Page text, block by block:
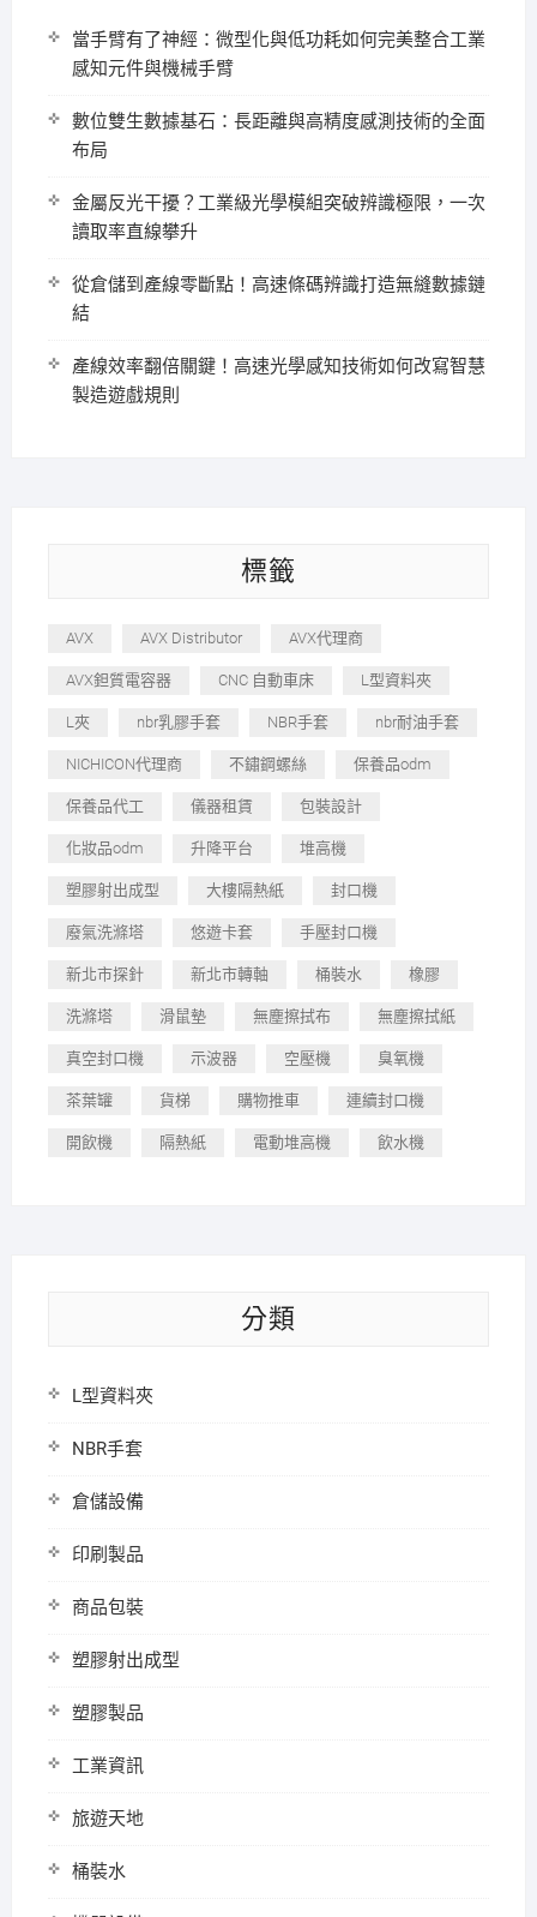
當手臂有了神經：微型化與低功耗如何完美整合工業
感知元件與機械手臂
數位雙生數據基石：長距離與高精度感測技術的全面
布局
金屬反光干擾？工業級光學模組突破辨識極限，一次
讀取率直線攀升
從倉儲到產線零斷點！高速條碼辨識打造無縫數據鏈
結
產線效率翻倍關鍵！高速光學感知技術如何改寫智慧
製造遊戲規則
標籤
AVX AVX Distributor AVX代理商
AVX鉭質電容器 CNC 自動車床 L型資料夾
L夾 nbr乳膠手套 NBR手套 nbr耐油手套
NICHICON代理商 不鏽鋼螺絲 保養品odm
保養品代工 儀器租賃 包裝設計
化妝品odm 升降平台 堆高機
塑膠射出成型 大樓隔熱紙 封口機
廢氣洗滌塔 悠遊卡套 手壓封口機
新北市探針 新北市轉軸 桶裝水 橡膠
洗滌塔 滑鼠墊 無塵擦拭布 無塵擦拭紙
真空封口機 示波器 空壓機 臭氧機
茶葉罐 貨梯 購物推車 連續封口機
開飲機 隔熱紙 電動堆高機 飲水機
分類
L型資料夾
NBR手套
倉儲設備
印刷製品
商品包裝
塑膠射出成型
塑膠製品
工業資訊
旅遊天地
桶裝水